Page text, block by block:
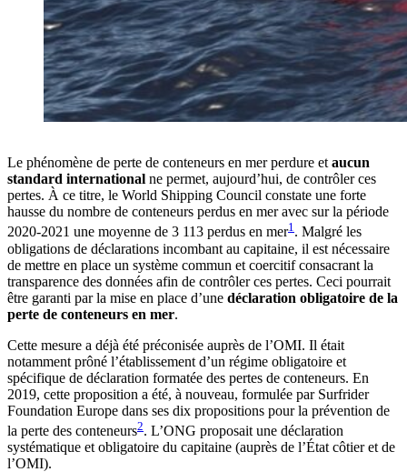
Le phénomène de perte de conteneurs en mer perdure et aucun
standard international ne permet, aujourd’hui, de contrôler ces
pertes. À ce titre, le World Shipping Council constate une forte
hausse du nombre de conteneurs perdus en mer avec sur la période
2020-2021 une moyenne de 3 113 perdus en mer1. Malgré les
obligations de déclarations incombant au capitaine, il est nécessaire
de mettre en place un système commun et coercitif consacrant la
transparence des données afin de contrôler ces pertes. Ceci pourrait
être garanti par la mise en place d’une déclaration obligatoire de la
perte de conteneurs en mer.
Cette mesure a déjà été préconisée auprès de l’OMI. Il était
notamment prôné l’établissement d’un régime obligatoire et
spécifique de déclaration formatée des pertes de conteneurs. En
2019, cette proposition a été, à nouveau, formulée par Surfrider
Foundation Europe dans ses dix propositions pour la prévention de
la perte des conteneurs2. L’ONG proposait une déclaration
systématique et obligatoire du capitaine (auprès de l’État côtier et de
l’OMI).